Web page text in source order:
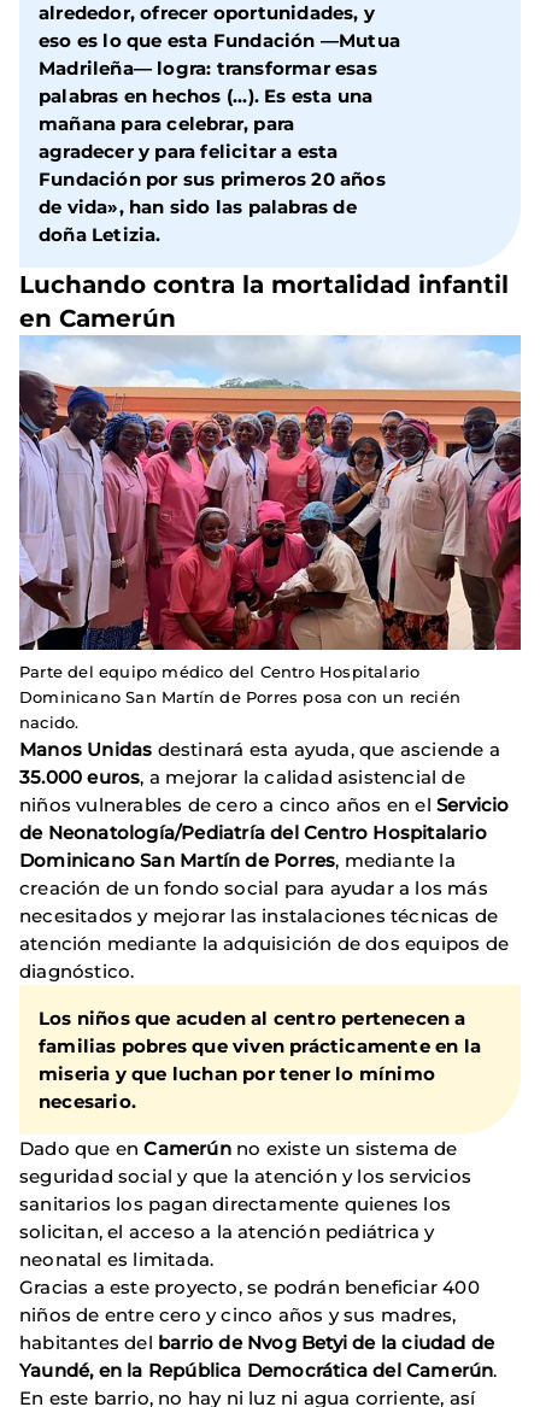
alrededor, ofrecer oportunidades, y
eso es lo que esta Fundación —Mutua
Madrileña— logra: transformar esas
palabras en hechos (...). Es esta una
mañana para celebrar, para
agradecer y para felicitar a esta
Fundación por sus primeros 20 años
de vida», han sido las palabras de
doña Letizia.
Luchando contra la mortalidad infantil
en Camerún
Parte del equipo médico del Centro Hospitalario
Dominicano San Martín de Porres posa con un recién
nacido.
Manos Unidas destinará esta ayuda, que asciende a
35.000 euros, a mejorar la calidad asistencial de
niños vulnerables de cero a cinco años en elServicio
de Neonatología/Pediatría del Centro Hospitalario
Dominicano San Martín de Porres, mediante la
creación de un fondo social para ayudar a los más
necesitados y mejorar las instalaciones técnicas de
atención mediante la adquisición de dos equipos de
diagnóstico.
Los niños que acuden al centro pertenecen a
familias pobres que viven prácticamente en la
miseria y que luchan por tener lo mínimo
necesario.
Dado que enCamerún no existe un sistema de
seguridad social y que la atención y los servicios
sanitarios los pagan directamente quienes los
solicitan, el acceso a la atención pediátrica y
neonatal es limitada.
Gracias a este proyecto, se podrán beneficiar 400
niños de entre cero y cinco años y sus madres,
habitantes del barrio de Nvog Betyi de la ciudad de
Yaundé, en la República Democrática del Camerún.
En este barrio, no hay ni luz ni agua corriente, así